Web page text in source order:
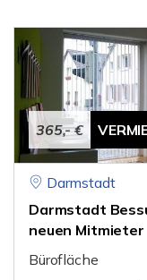
365,- €
Darmstadt
Darmstadt
neuen Mitmieter
Bürofläche